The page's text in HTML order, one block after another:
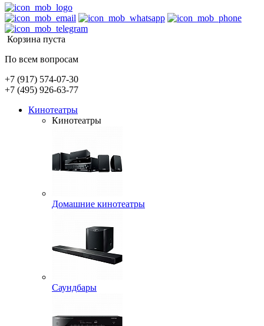
Корзина пуста
По всем вопросам
+7 (917) 574-07-30
+7 (495) 926-63-77
Кинотеатры
Кинотеатры
Домашние кинотеатры
Саундбары